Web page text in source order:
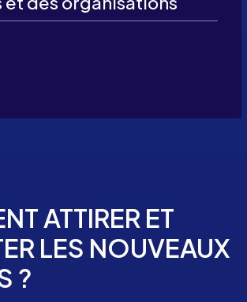
ATTIRER ET
LES NOUVEAUX
?